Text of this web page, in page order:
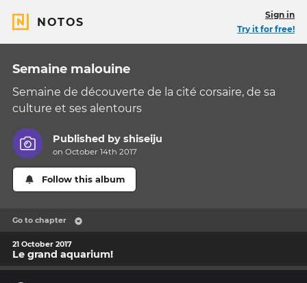
NOTOS
Sign in
Try it for free!
Semaine malouine
Semaine de découverte de la cité corsaire, de sa
culture et ses alentours
Published byshiseiju
on October 14th 2017
Follow this album
Go to chapter
21 October 2017
Le grand aquarium!